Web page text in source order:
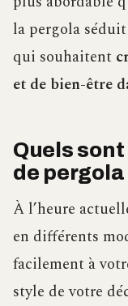
la pergola
qui souhaitent
et de bien-être
Quels
de pergola
À l’heure
en différents
facilement à
style de votre